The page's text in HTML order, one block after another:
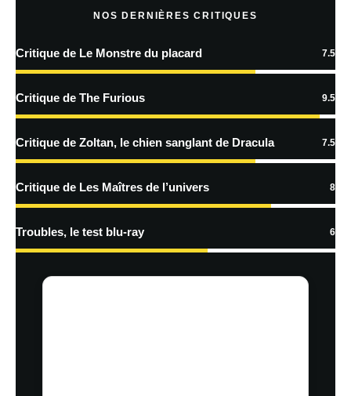
plus sur la façon dont les données de vos commentaires sont
NOS DERNIÈRES CRITIQUES
Critique de Le Monstre du placard 7.5
Critique de The Furious 9.5
Critique de Zoltan, le chien sanglant de Dracula 7.5
Critique de Les Maîtres de l’univers 8
Troubles, le test blu-ray 6